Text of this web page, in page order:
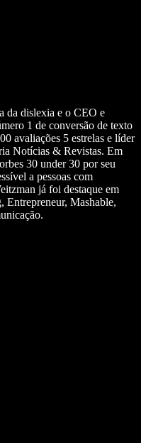
da dislexia e o CEO e
1 de conversão de texto
avaliações 5 estrelas e líder
Notícias & Revistas. Em
30 under 30 por seu
a pessoas com
já foi destaque em
Entrepreneur, Mashable,